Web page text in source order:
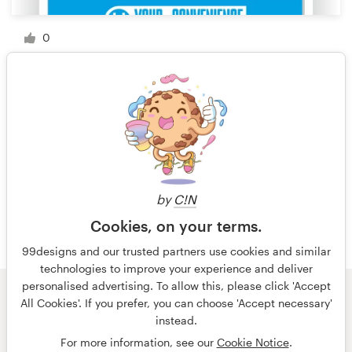
by C!N
Cookies, on your terms.
99designs and our trusted partners use cookies and similar
technologies to improve your experience and deliver
personalised advertising. To allow this, please click 'Accept
All Cookies'. If you prefer, you can choose 'Accept necessary'
instead.
For more information, see our Cookie Notice.
0
1 de 4
© 99designs
de Vista
Términos y condiciones
Privacidad